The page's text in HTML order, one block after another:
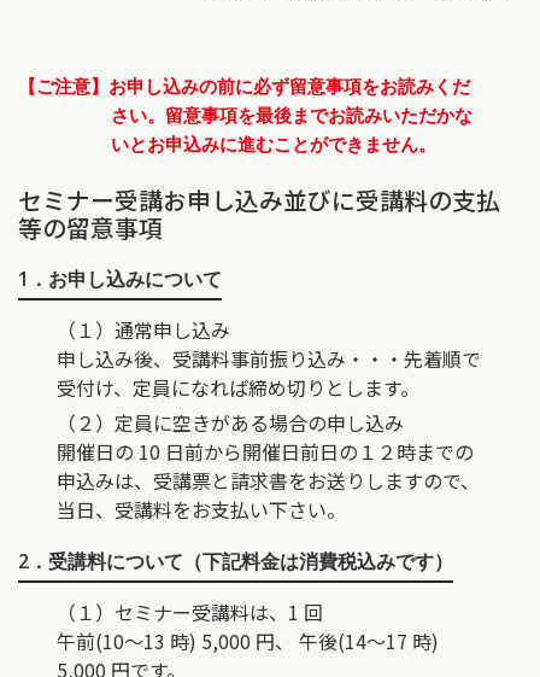
【ご注意】お申し込みの前に必ず留意事項をお読みくだ
さい。留意事項を最後までお読みいただかな
いとお申込みに進むことができません。
セミナー受講お申し込み並びに受講料の支払
等の留意事項
1．お申し込みについて
（１）通常申し込み
申し込み後、受講料事前振り込み・・・先着順で
受付け、定員になれば締め切りとします。
（２）定員に空きがある場合の申し込み
開催日の 10 日前から開催日前日の１２時までの
申込みは、受講票と請求書をお送りしますので、
当日、受講料をお支払い下さい。
2．受講料について（下記料金は消費税込みです）
（１）セミナー受講料は、1 回
午前(10～13 時) 5,000 円、 午後(14～17 時)
5,000 円です。